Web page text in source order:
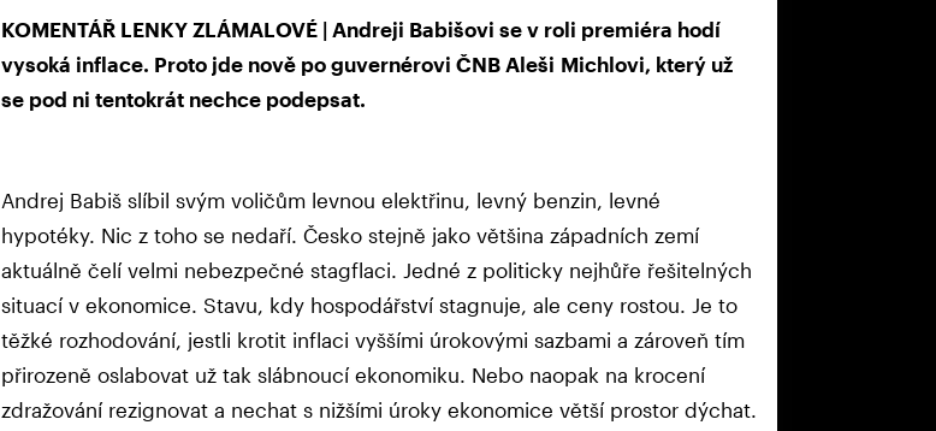
KOMENTÁŘ LENKY ZLÁMALOVÉ | Andreji Babišovi se v roli premiéra hodí
vysoká inflace. Proto jde nově po guvernérovi ČNB Aleši Michlovi, který už
se pod ni tentokrát nechce podepsat.
Andrej Babiš slíbil svým voličům levnou elektřinu, levný benzin, levné
hypotéky. Nic z toho se nedaří. Česko stejně jako většina západních zemí
aktuálně čelí velmi nebezpečné stagflaci. Jedné z politicky nejhůře řešitelných
situací v ekonomice. Stavu, kdy hospodářství stagnuje, ale ceny rostou. Je to
těžké rozhodování, jestli krotit inflaci vyššími úrokovými sazbami a zároveň tím
přirozeně oslabovat už tak slábnoucí ekonomiku. Nebo naopak na krocení
zdražování rezignovat a nechat s nižšími úroky ekonomice větší prostor dýchat.